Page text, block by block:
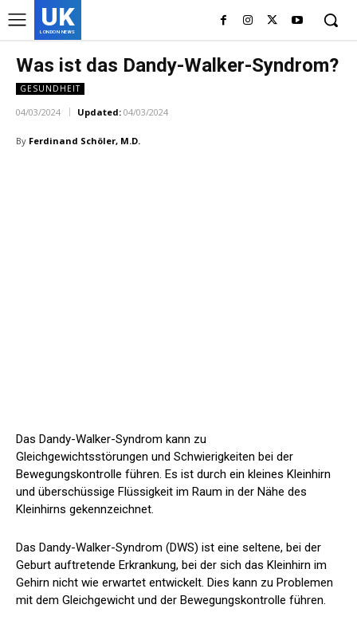
UK
LONDON NEWS
Was ist das Dandy-Walker-Syndrom?
GESUNDHEIT
04/03/2024 Updated: 04/03/2024
By Ferdinand Schöler, M.D.
Das Dandy-Walker-Syndrom kann zu
Gleichgewichtsstörungen und Schwierigkeiten bei der
Bewegungskontrolle führen. Es ist durch ein kleines Kleinhirn
und überschüssige Flüssigkeit im Raum in der Nähe des
Kleinhirns gekennzeichnet.
Das Dandy-Walker-Syndrom (DWS) ist eine seltene, bei der
Geburt auftretende Erkrankung, bei der sich das Kleinhirn im
Gehirn nicht wie erwartet entwickelt. Dies kann zu Problemen
mit dem Gleichgewicht und der Bewegungskontrolle führen.